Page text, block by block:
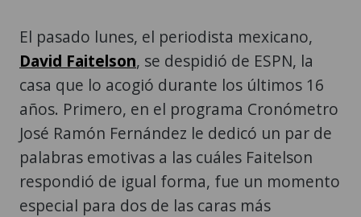
El pasado lunes, el periodista mexicano,
David Faitelson, se despidió de ESPN, la
casa que lo acogió durante los últimos 16
años. Primero, en el programa Cronómetro
José Ramón Fernández le dedicó un par de
palabras emotivas a las cuáles Faitelson
respondió de igual forma, fue un momento
especial para dos de las caras más